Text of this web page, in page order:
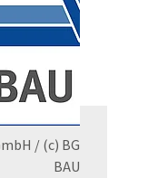
/ (c) BG
BAU